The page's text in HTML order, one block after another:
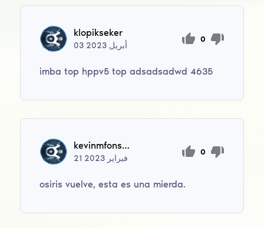
klopikseker
03 أبريل
0
imba top hppv5 top adsadsadwd 4635
kevinmfonseca12
21 فبراير
0
osiris vuelve, esta es una mierda.